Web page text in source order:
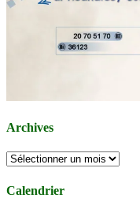
Archives
Archives
Calendrier